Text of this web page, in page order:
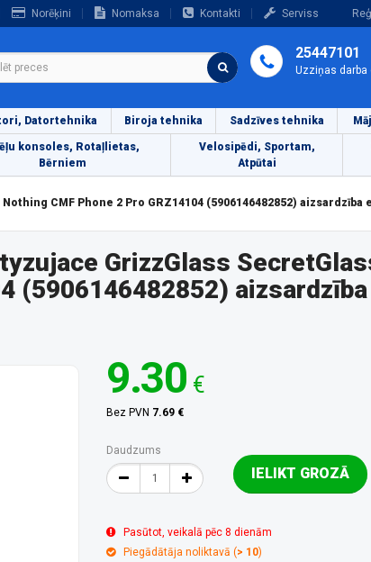
Norēķini Nomaksa Kontakti Serviss
25447101
Uzziņas darba
Datortehnika Biroja tehnika Sadzīves tehnika
konsoles, Rotaļlietas,
Bērniem
Velosipēdi, Sportam,
Atpūtai
CMF Phone 2 Pro GRZ14104 (5906146482852)
GrizzGlass
(5906146482852)
9.30 €
Bez PVN 7.69 €
Daudzums
IELIKT GROZĀ
Pasūtot, veikalā pēc 8 dienām
Piegādātāja noliktavā (> 10)